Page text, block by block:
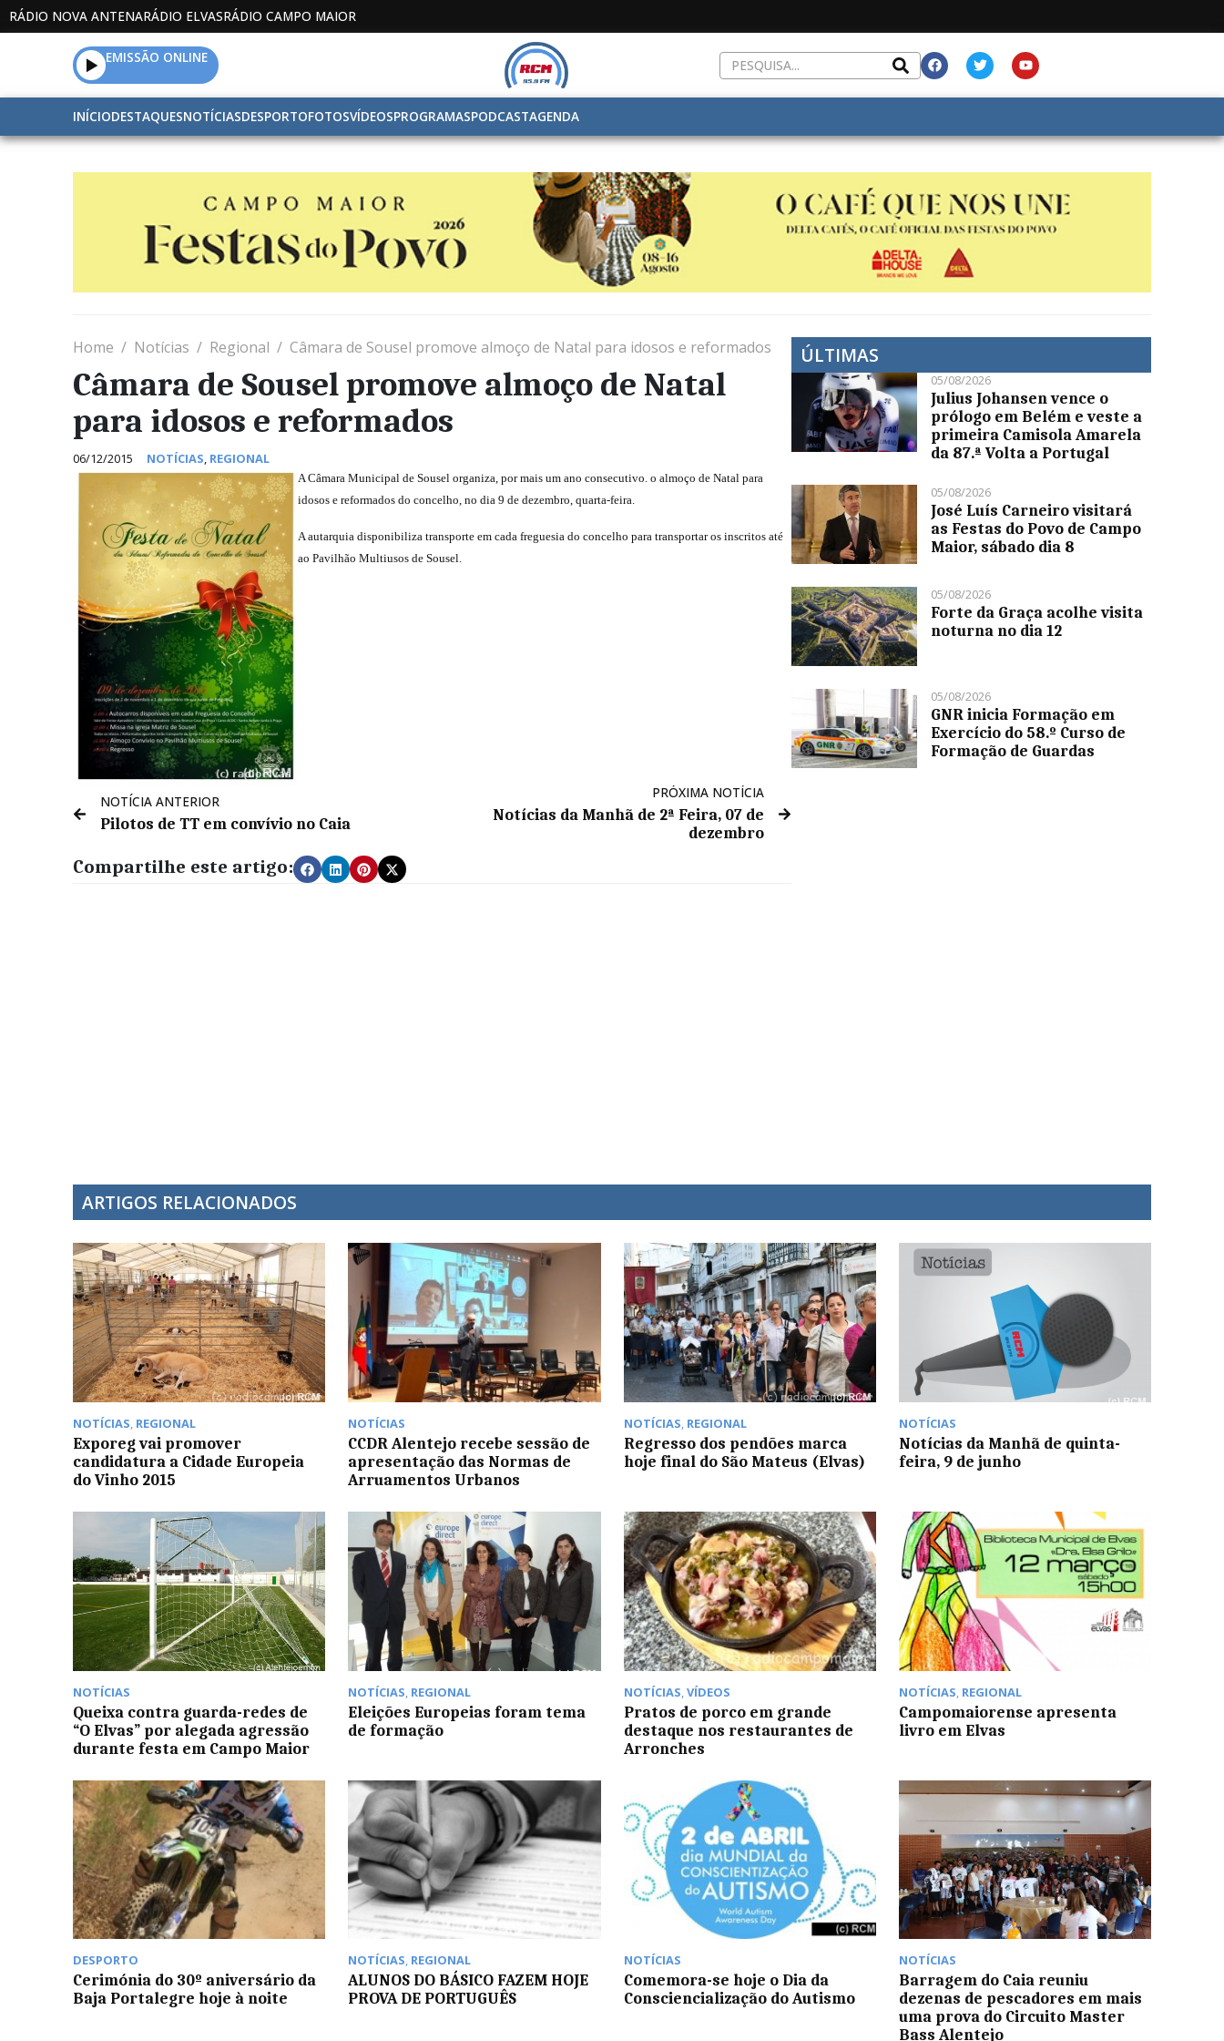
RÁDIO NOVA ANTENARÁDIO ELVASRÁDIO CAMPO MAIOR
EMISSÃO ONLINE
INÍCIODESTAQUESNOTÍCIASDESPORTOFOTOSVÍDEOSPROGRAMASPODCASTAGENDA
Home Notícias Regional Câmara de Sousel promove almoço de Natal para idosos e reformados
Câmara de Sousel promove almoço de Natal
para idosos e reformados
06/12/2015 NOTÍCIAS, REGIONAL
A Câmara Municipal de Sousel organiza, por mais um ano consecutivo. o almoço de Natal para
idosos e reformados do concelho, no dia 9 de dezembro, quarta-feira.
A autarquia disponibiliza transporte em cada freguesia do concelho para transportar os inscritos até
ao Pavilhão Multiusos de Sousel.
NOTÍCIA ANTERIOR
Pilotos de TT em convívio no Caia
PRÓXIMA NOTÍCIA
Notícias da Manhã de 2ª Feira, 07 de
dezembro
Compartilhe este artigo:
ÚLTIMAS
05/08/2026
Julius Johansen vence o
prólogo em Belém e veste a
primeira Camisola Amarela
da 87.ª Volta a Portugal
05/08/2026
José Luís Carneiro visitará
as Festas do Povo de Campo
Maior, sábado dia 8
05/08/2026
Forte da Graça acolhe visita
noturna no dia 12
05/08/2026
GNR inicia Formação em
Exercício do 58.º Curso de
Formação de Guardas
ARTIGOS RELACIONADOS
NOTÍCIAS, REGIONAL
Exporeg vai promover
candidatura a Cidade Europeia
do Vinho 2015
NOTÍCIAS
CCDR Alentejo recebe sessão de
apresentação das Normas de
Arruamentos Urbanos
NOTÍCIAS, REGIONAL
Regresso dos pendões marca
hoje final do São Mateus (Elvas)
NOTÍCIAS
Notícias da Manhã de quinta-
feira, 9 de junho
NOTÍCIAS
Queixa contra guarda-redes de
“O Elvas” por alegada agressão
durante festa em Campo Maior
NOTÍCIAS, REGIONAL
Eleições Europeias foram tema
de formação
NOTÍCIAS,VÍDEOS
Pratos de porco em grande
destaque nos restaurantes de
Arronches
NOTÍCIAS, REGIONAL
Campomaiorense apresenta
livro em Elvas
DESPORTO
Cerimónia do 30º aniversário da
Baja Portalegre hoje à noite
NOTÍCIAS, REGIONAL
ALUNOS DO BÁSICO FAZEM HOJE
PROVA DE PORTUGUÊS
NOTÍCIAS
Comemora-se hoje o Dia da
Consciencialização do Autismo
NOTÍCIAS
Barragem do Caia reuniu
dezenas de pescadores em mais
uma prova do Circuito Master
Bass Alentejo